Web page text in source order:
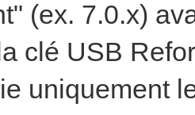
(ex. 7.0.x)
clé USB
uniquement